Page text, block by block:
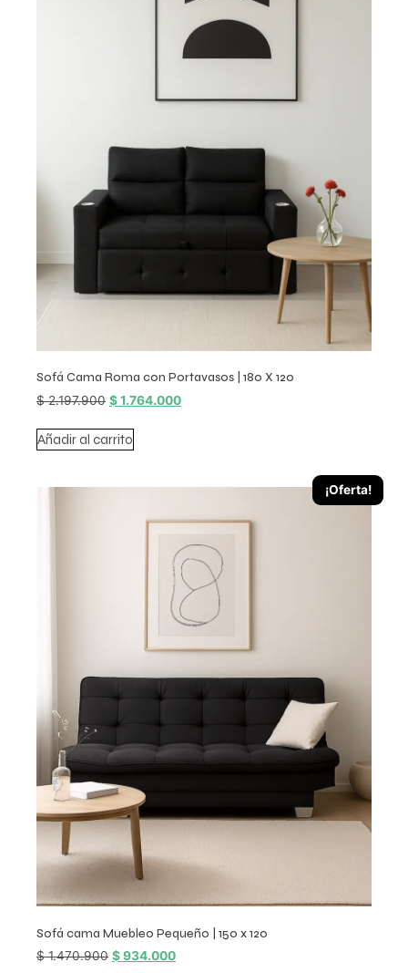
Sofá Cama Roma con Portavasos | 180 X 120
$2.197.900 $1.764.000
Añadir al carrito
¡Oferta!
Sofá cama Muebleo Pequeño | 150 x 120
$1.470.900 $934.000